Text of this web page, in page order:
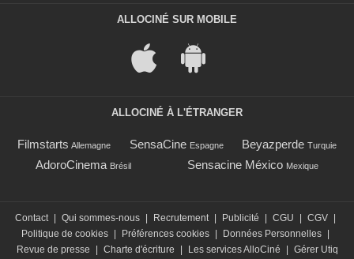
ALLOCINÉ SUR MOBILE
ALLOCINÉ À L'ÉTRANGER
Filmstarts Allemagne SensaCine Espagne Beyazperde Turquie
AdoroCinema Brésil Sensacine México Mexique
Contact | Qui sommes-nous | Recrutement | Publicité | CGU | CGV |
Politique de cookies | Préférences cookies | Données Personnelles |
Revue de presse
| Charte d'écriture | Les services AlloCiné | Gérer Utiq